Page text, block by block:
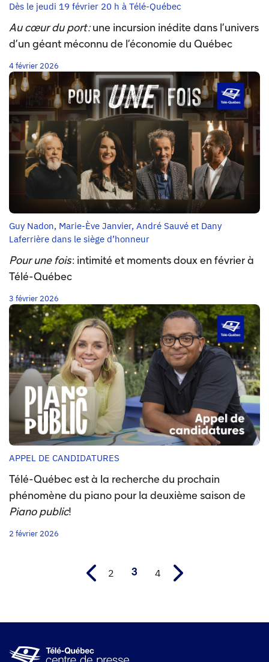
Dès le jeudi 19 février 20 h à Télé-Québec
Au cœur du port :une incursion inédite dans l’univers
d’un géant méconnu de l’économie du Québec
4 février 2026
Guy Nadon, Marie-Ève Janvier, André Sauvé et Dany
Laferrière dans le siège d’honneur
Pour une fois: intimité et moments doux en février à
Télé-Québec
3 février 2026
APPEL DE CANDIDATURES
Télé-Québec est à la recherche du prochain
phénomène du piano pour la deuxième saison de
Piano public!
2 février 2026
2 3 4